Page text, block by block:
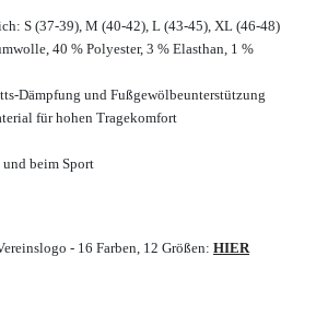
S (37-39), M (40-42), L (43-45), XL (46-48)
40 % Polyester, 3 % Elasthan, 1 %
Dämpfung und Fußgewölbeunterstützung
für hohen Tragekomfort
beim Sport
- 16 Farben, 12 Größen: HIER